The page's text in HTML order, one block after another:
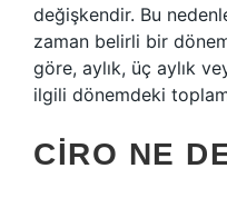
değişkendir. Bu
zaman belirli bir dönem
göre, aylık, üç aylık
ilgili dönemdeki toplam
CIRO NE